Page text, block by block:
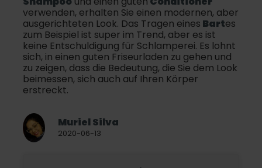
verwenden, erhalten Sie einen modernen, aber
ausgerichteten Look. Das Tragen eines Bartes
zum Beispiel ist super im Trend, aber es ist
keine Entschuldigung für Schlamperei. Es lohnt
sich, in einen guten Friseurladen zu gehen und
zu zeigen, dass die Bedeutung, die Sie dem Look
beimessen, sich auch auf Ihren Körper
erstreckt.
Muriel Silva
2020-06-13